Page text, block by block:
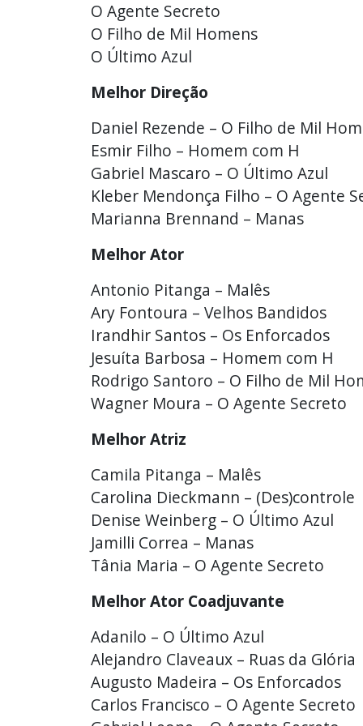
O Agente Secreto
O Filho de Mil Homens
O Último Azul
Melhor Direção
Daniel Rezende – O Filho de Mil
Esmir Filho – Homem com H
Gabriel Mascaro – O Último Azul
Kleber Mendonça Filho – O Agente
Marianna Brennand – Manas
Melhor Ator
Antonio Pitanga – Malês
Ary Fontoura – Velhos Bandidos
Irandhir Santos – Os Enforcados
Jesuíta Barbosa – Homem com H
Rodrigo Santoro – O Filho de Mil
Wagner Moura – O Agente Secreto
Melhor Atriz
Camila Pitanga – Malês
Carolina Dieckmann – (Des)controle
Denise Weinberg – O Último Azul
Jamilli Correa – Manas
Tânia Maria – O Agente Secreto
Melhor Ator Coadjuvante
Adanilo – O Último Azul
Alejandro Claveaux – Ruas da Glória
Augusto Madeira – Os Enforcados
Carlos Francisco – O Agente Secreto